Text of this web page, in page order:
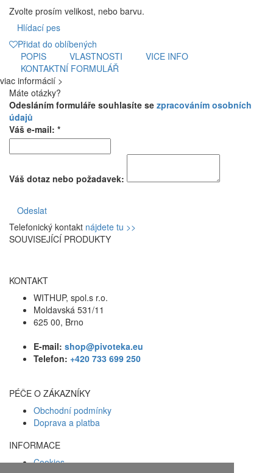
Zvolte prosím velikost, nebo barvu.
Hlídací pes
Přidat do oblíbených
POPIS
VLASTNOSTI
VICE INFO
KONTAKTNÍ FORMULÁŘ
viac informácií >
Máte otázky?
Odesláním formuláře souhlasíte se zpracováním osobních
údajů
Váš e-mail: *
Váš dotaz nebo požadavek:
Odeslat
Telefonický kontakt nájdete tu >>
SOUVISEJÍCÍ PRODUKTY
KONTAKT
WITHUP, spol.s r.o.
Moldavská 531/11
625 00, Brno
E-mail: shop@pivoteka.eu
Telefon: +420 733 699 250
PÉČE O ZÁKAZNÍKY
Obchodní podmínky
Doprava a platba
INFORMACE
Cookies